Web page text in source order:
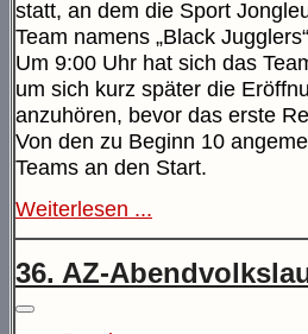
statt, an dem die Sport
Team namens „Black
Um 9:00 Uhr hat sich das
um sich kurz später die
anzuhören, bevor das erste
Von den zu Beginn 10
Teams an den Start.
Weiterlesen ...
36. AZ-